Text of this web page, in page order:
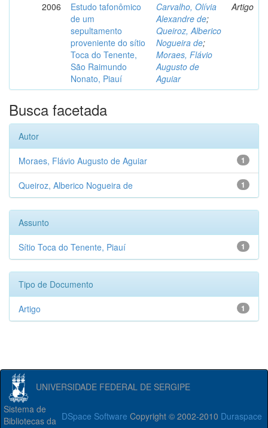
2006
Estudo tafonômico
de um
sepultamento
proveniente do sítio
Toca do Tenente,
São Raimundo
Nonato, Piauí
Carvalho, Olívia
Alexandre de;
Queiroz, Alberico
Nogueira de;
Moraes, Flávio
Augusto de
Aguiar
Artigo
Busca facetada
Autor
1
Moraes, Flávio Augusto de Aguiar
1
Queiroz, Alberico Nogueira de
Assunto
1
Sítio Toca do Tenente, Piauí
Tipo de Documento
1
Artigo
UNIVERSIDADE FEDERAL DE SERGIPE
DSpace Software Copyright © 2002-2010 Duraspace
Sistema de
Bibliotecas da